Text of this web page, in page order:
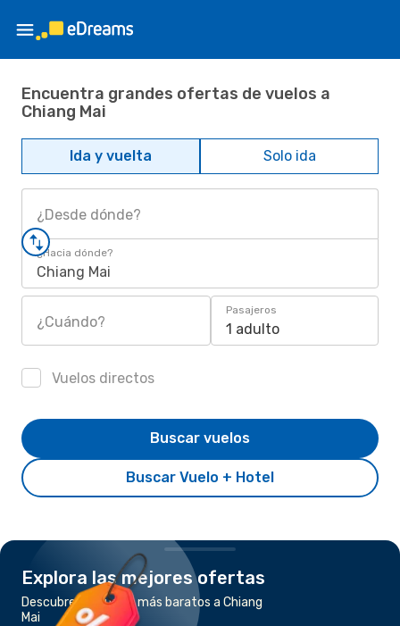
Encuentra grandes ofertas de vuelos a
Chiang Mai
Ida y vuelta Solo ida
¿Desde dónde?
¿Hacia dónde?
Chiang Mai
¿Cuándo?
Pasajeros
1 adulto
Vuelos directos
Buscar Vuelo + Hotel
Buscar vuelos
Explora las mejores ofertas
Descubre los vuelos más baratos a Chiang
Mai